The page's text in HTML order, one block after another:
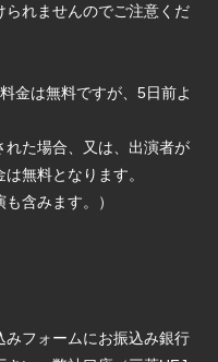
れませんのでご注意くだ
金は無料ですが、5日前よ
た場合、又は、出演者が
無料となります。
含みます。）
フォームにお振込み銀行